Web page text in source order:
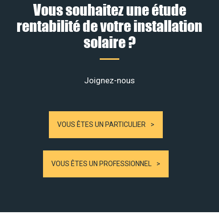
Vous souhaitez une étude
rentabilité de votre installation
solaire ?
Joignez-nous
VOUS ÊTES UN PARTICULIER
VOUS ÊTES UN PROFESSIONNEL